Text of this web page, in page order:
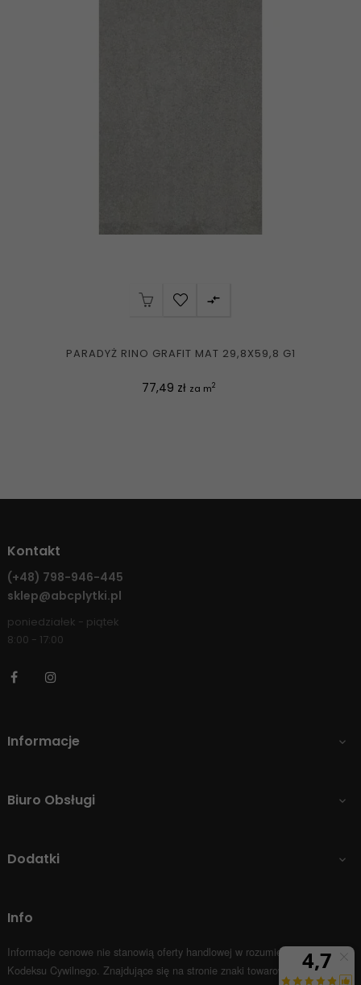

PARADYŻ RINO GRAFIT MAT 29,8X59,8 G1
Cena
77,49 zł za m2
Kontakt
(+48) 798-946-445
sklep@abcplytki.pl
poniedziałek - piątek
8:00 - 17:00
Facebook
Informacje 
Biuro Obsługi 
Dodatki 
Info
Informacje cenowe nie stanowią oferty handlowej w rozumieniu Art.66 par.1
Kodeksu Cywilnego. Znajdujące się na stronie znaki towarowe i nazwy firm